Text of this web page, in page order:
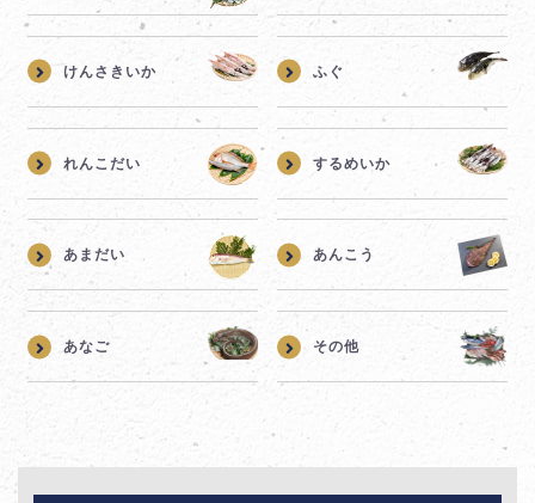
けんさきいか ふぐ
れんこだい するめいか
あまだい あんこう
あなご その他